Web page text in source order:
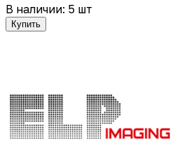
В наличии: 5 шт
Купить